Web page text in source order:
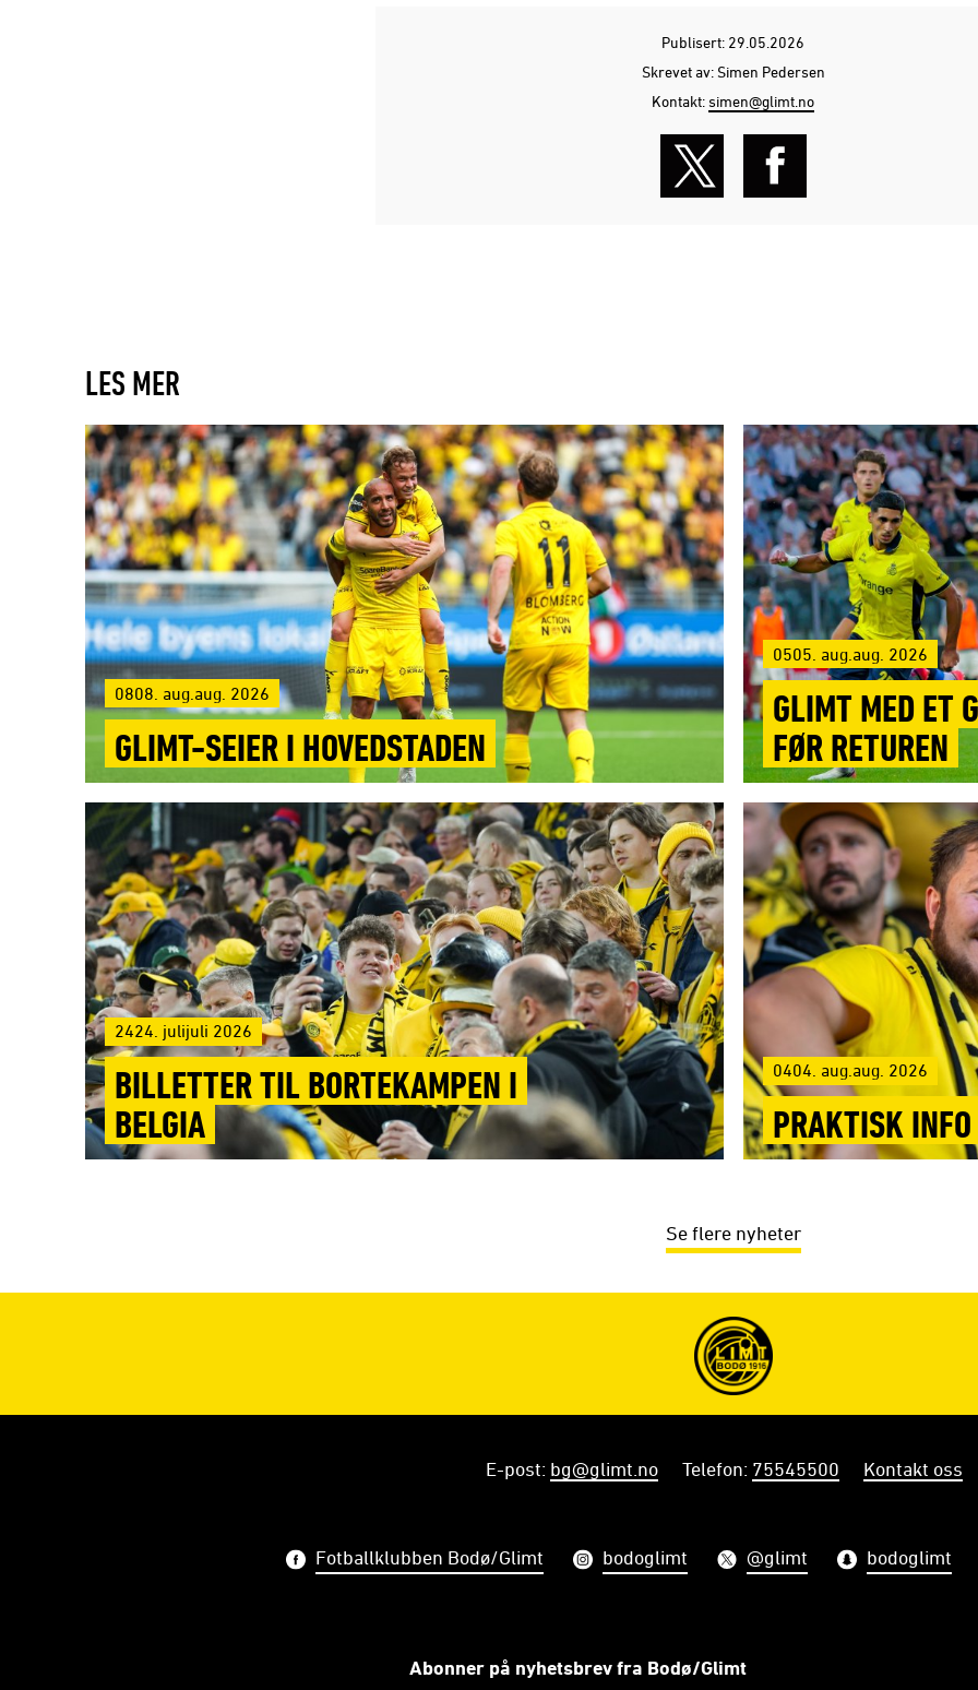
Publisert: 29.05.2026
Skrevet av: Simen Pedersen
Kontakt:simen@glimt.no
LES MER
0808. aug.aug. 2026
GLIMT-SEIER I HOVEDSTADEN
0505. aug.aug. 2026
GLIMT MED ET
FØR RETUREN
2424. julijuli 2026
BILLETTER TIL BORTEKAMPEN I
BELGIA
0404. aug.aug. 2026
PRAKTISK
Se flere nyheter
E-post: bg@glimt.no Telefon: 75545500 Kontakt oss
Fotballklubben Bodø/Glimt bodoglimt @glimt bodoglimt
Abonner på nyhetsbrev fra Bodø/Glimt